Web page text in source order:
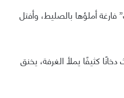
أملؤها بالصليط، وأفتل
كثيفًا يملأ الغرفة، يخنق